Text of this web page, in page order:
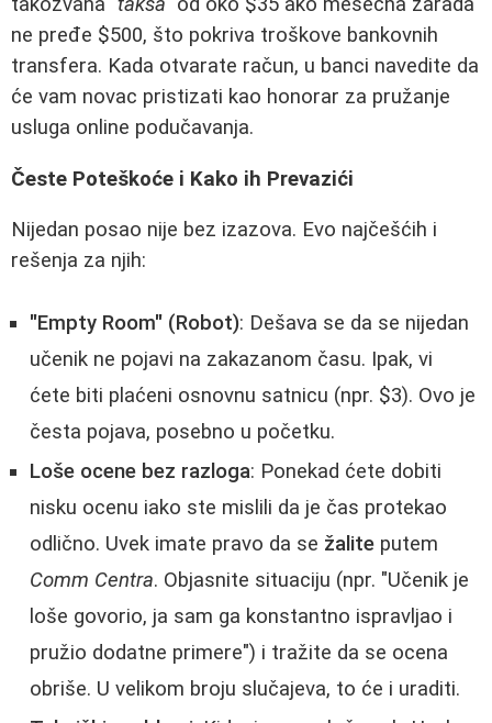
ne pređe $500, što pokriva troškove bankovnih
transfera. Kada otvarate račun, u banci navedite da
će vam novac pristizati kao honorar za pružanje
usluga online podučavanja.
Česte Poteškoće i Kako ih Prevazići
Nijedan posao nije bez izazova. Evo najčešćih i
rešenja za njih:
"Empty Room" (Robot): Dešava se da se nijedan
učenik ne pojavi na zakazanom času. Ipak, vi
ćete biti plaćeni osnovnu satnicu (npr. $3). Ovo je
česta pojava, posebno u početku.
Loše ocene bez razloga: Ponekad ćete dobiti
nisku ocenu iako ste mislili da je čas protekao
odlično. Uvek imate pravo da se žalite putem
Comm Centra. Objasnite situaciju (npr. "Učenik je
loše govorio, ja sam ga konstantno ispravljao i
pružio dodatne primere") i tražite da se ocena
obriše. U velikom broju slučajeva, to će i uraditi.